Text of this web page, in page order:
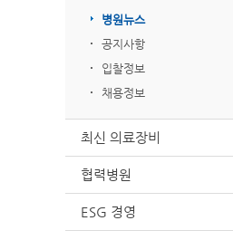
병원뉴스
공지사항
입찰정보
채용정보
최신 의료장비
협력병원
ESG 경영